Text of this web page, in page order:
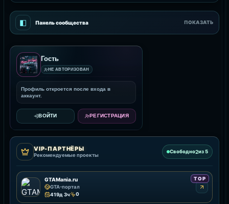
◧ Панель сообщества ПОКАЗАТЬ
Гость
НЕ АВТОРИЗОВАН
Профиль откроется после входа в
аккаунт.
ВОЙТИ РЕГИСТРАЦИЯ
VIP-ПАРТНЁРЫ
Рекомендуемые проекты
Свободно2из 5
TOP
GTAMania.ru
GTA-портал
419д 3ч
0